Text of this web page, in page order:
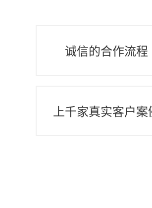
诚信的合作流程
上千家真实客户案